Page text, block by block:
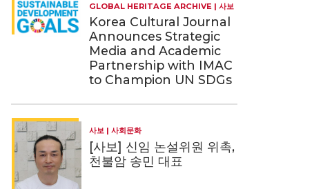
GLOBAL HERITAGE ARCHIVE 사보
Korea Cultural Journal
Announces Strategic
Media and Academic
Partnership with IMAC
to Champion UN SDGs
사보 사회문화
[사보] 신임 논설위원 위촉,
천불암 송민 대표